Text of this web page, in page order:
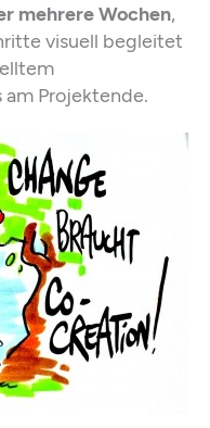
mehrere Wochen,
visuell begleitet
Projektende.